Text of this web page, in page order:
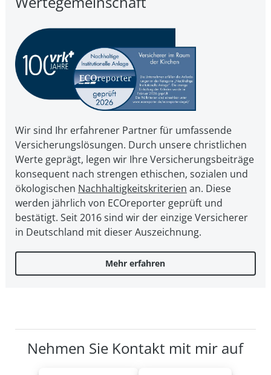
Wir sind Ihr erfahrener Partner für umfassende
Versicherungslösungen. Durch unsere christ­li­chen
Werte geprägt, legen wir Ihre Ver­si­che­rungs­bei­trä­ge
kon­se­quent nach strengen ethischen, sozialen und
öko­lo­gi­schen Nach­hal­tig­keits­kri­te­ri­en an. Diese
werden jährlich von ECOreporter geprüft und
bestätigt. Seit 2016 sind wir der einzige Versicherer
in Deutschland mit dieser Auszeichnung.
Mehr erfahren
Nehmen Sie Kontakt mit mir auf